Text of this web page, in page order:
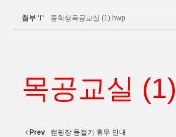
첨부 '1' 중학생목공교실 (1).hwp
목공교실
Prev 캠핑장 동절기 휴무 안내